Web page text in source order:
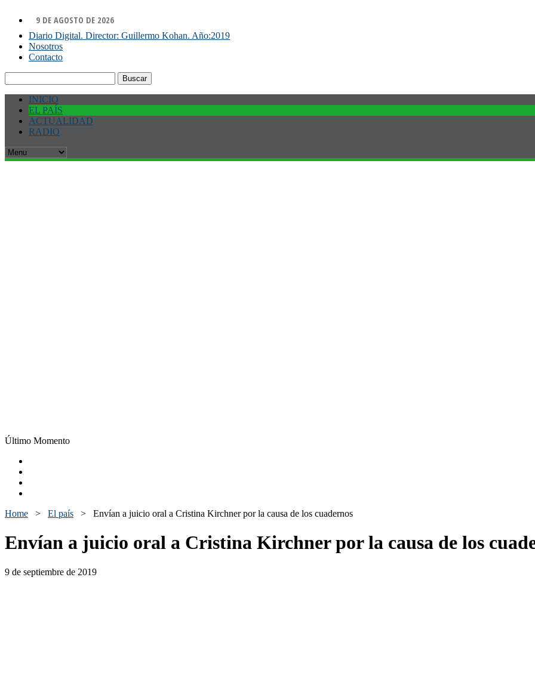
9 DE AGOSTO DE 2026
Diario Digital. Director: Guillermo Kohan. Año:2019
Nosotros
Contacto
INICIO
EL PAÍS
ACTUALIDAD
RADIO
Último Momento
Home > El país > Envían a juicio oral a Cristina Kirchner por la causa de los cuadernos
Envían a juicio oral a Cristina Kirchner por la causa de los
9 de septiembre de 2019